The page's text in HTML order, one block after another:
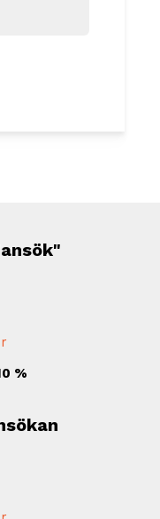
%